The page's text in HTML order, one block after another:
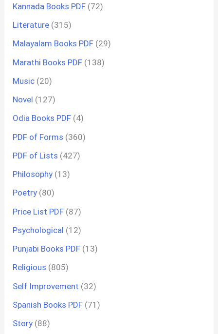
Kannada Books PDF (72)
Literature (315)
Malayalam Books PDF (29)
Marathi Books PDF (138)
Music (20)
Novel (127)
Odia Books PDF (4)
PDF of Forms (360)
PDF of Lists (427)
Philosophy (13)
Poetry (80)
Price List PDF (87)
Psychological (12)
Punjabi Books PDF (13)
Religious (805)
Self Improvement (32)
Spanish Books PDF (71)
Story (88)